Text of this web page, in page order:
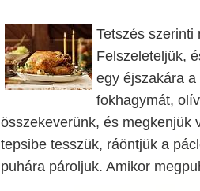
Tetszés szerinti
Felszeleteljük,
egy éjszakára
fokhagymát,
összekeverünk, és megkenjük
tepsibe tesszük, ráöntjük a
puhára pároljuk. Amikor